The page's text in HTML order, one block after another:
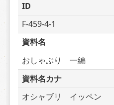
ID
F-459-4-1
資料名
おしゃぶり　一編
資料名カナ
オシャブリ　イッペン